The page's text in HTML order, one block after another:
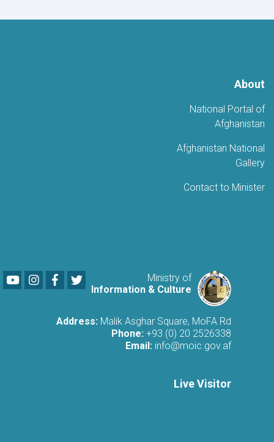
أفغانستان
About
National Portal of
Afghanistan
Afghanistan National
Gallery
Contact to Minister
Ministry of
Information & Culture
YoutubeLinkedIn
Facebook
Address: Malik Asghar Square, MoFA Rd
Phone: +93 (0) 20 2526338
Email: info@moic.gov.af
Live Visitor